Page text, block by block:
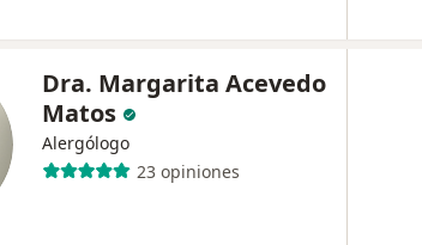
Dra. Margarita Acevedo
Matos
Alergólogo
23 opiniones